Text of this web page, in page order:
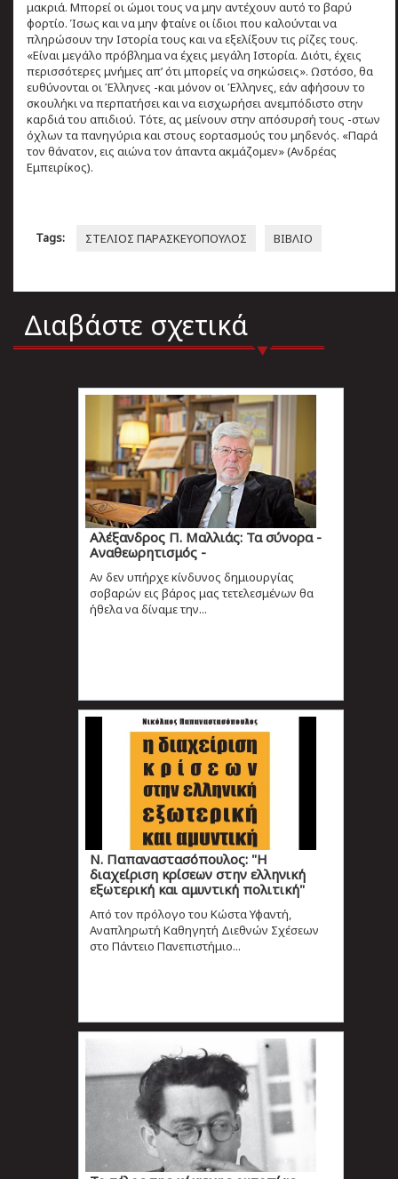
μακριά. Μπορεί οι ώμοι τους να μην αντέχουν αυτό το βαρύ
φορτίο. Ίσως και να μην φταίνε οι ίδιοι που καλούνται να
πληρώσουν την Ιστορία τους και να εξελίξουν τις ρίζες τους.
«Είναι μεγάλο πρόβλημα να έχεις μεγάλη Ιστορία. Διότι, έχεις
περισσότερες μνήμες απ’ ότι μπορείς να σηκώσεις». Ωστόσο, θα
ευθύνονται οι Έλληνες -και μόνον οι Έλληνες, εάν αφήσουν το
σκουλήκι να περπατήσει και να εισχωρήσει ανεμπόδιστο στην
καρδιά του απιδιού. Τότε, ας μείνουν στην απόσυρσή τους -στων
όχλων τα πανηγύρια και στους εορτασμούς του μηδενός. «Παρά
τον θάνατον, εις αιώνα τον άπαντα ακμάζομεν» (Ανδρέας
Εμπειρίκος).
Tags: ΣΤΕΛΙΟΣ ΠΑΡΑΣΚΕΥΟΠΟΥΛΟΣ ΒΙΒΛΙΟ
Διαβάστε σχετικά
Αλέξανδρος Π. Μαλλιάς: Τα σύνορα -
Αναθεωρητισμός -
Αν δεν υπήρχε κίνδυνος δημιουργίας
σοβαρών εις βάρος μας τετελεσμένων θα
ήθελα να δίναμε την...
Ν. Παπαναστασόπουλος: "Η
διαχείριση κρίσεων στην ελληνική
εξωτερική και αμυντική πολιτική"
Από τον πρόλογο του Κώστα Υφαντή,
Αναπληρωτή Καθηγητή Διεθνών Σχέσεων
στο Πάντειο Πανεπιστήμιο...